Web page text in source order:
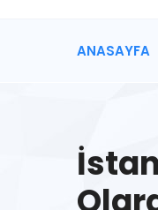
ANASAYFA